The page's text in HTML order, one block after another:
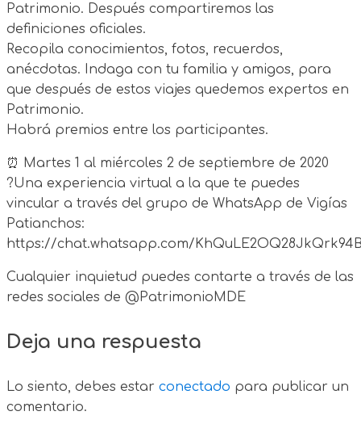
Patrimonio. Después compartiremos las
definiciones oficiales.
Recopila conocimientos, fotos, recuerdos,
anécdotas. Indaga con tu familia y amigos, para
que después de estos viajes quedemos expertos en
Patrimonio.
Habrá premios entre los participantes.
⏰ Martes 1 al miércoles 2 de septiembre de 2020
?Una experiencia virtual a la que te puedes
vincular a través del grupo de WhatsApp de Vigías
Patianchos:
https://chat.whatsapp.com/
Cualquier inquietud puedes contarte a través de las
redes sociales de @PatrimonioMDE
Deja una respuesta
Lo siento, debes estar conectado para publicar un
comentario.